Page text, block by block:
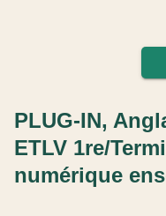
PLUG-IN,
ETLV 1re/
numérique